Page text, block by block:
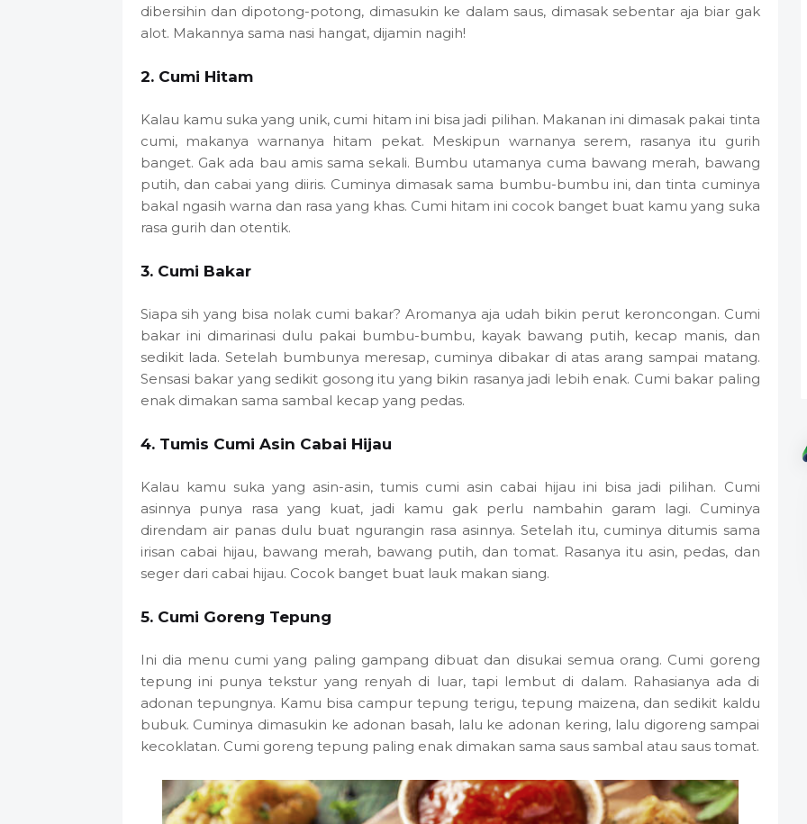
dibersihin dan dipotong-potong, dimasukin ke dalam saus, dimasak sebentar aja biar gak
alot. Makannya sama nasi hangat, dijamin nagih!
2. Cumi Hitam
Kalau kamu suka yang unik, cumi hitam ini bisa jadi pilihan. Makanan ini dimasak pakai tinta
cumi, makanya warnanya hitam pekat. Meskipun warnanya serem, rasanya itu gurih
banget. Gak ada bau amis sama sekali. Bumbu utamanya cuma bawang merah, bawang
putih, dan cabai yang diiris. Cuminya dimasak sama bumbu-bumbu ini, dan tinta cuminya
bakal ngasih warna dan rasa yang khas. Cumi hitam ini cocok banget buat kamu yang suka
rasa gurih dan otentik.
3. Cumi Bakar
Siapa sih yang bisa nolak cumi bakar? Aromanya aja udah bikin perut keroncongan. Cumi
bakar ini dimarinasi dulu pakai bumbu-bumbu, kayak bawang putih, kecap manis, dan
sedikit lada. Setelah bumbunya meresap, cuminya dibakar di atas arang sampai matang.
Sensasi bakar yang sedikit gosong itu yang bikin rasanya jadi lebih enak. Cumi bakar paling
enak dimakan sama sambal kecap yang pedas.
4. Tumis Cumi Asin Cabai Hijau
Kalau kamu suka yang asin-asin, tumis cumi asin cabai hijau ini bisa jadi pilihan. Cumi
asinnya punya rasa yang kuat, jadi kamu gak perlu nambahin garam lagi. Cuminya
direndam air panas dulu buat ngurangin rasa asinnya. Setelah itu, cuminya ditumis sama
irisan cabai hijau, bawang merah, bawang putih, dan tomat. Rasanya itu asin, pedas, dan
seger dari cabai hijau. Cocok banget buat lauk makan siang.
5. Cumi Goreng Tepung
Ini dia menu cumi yang paling gampang dibuat dan disukai semua orang. Cumi goreng
tepung ini punya tekstur yang renyah di luar, tapi lembut di dalam. Rahasianya ada di
adonan tepungnya. Kamu bisa campur tepung terigu, tepung maizena, dan sedikit kaldu
bubuk. Cuminya dimasukin ke adonan basah, lalu ke adonan kering, lalu digoreng sampai
kecoklatan. Cumi goreng tepung paling enak dimakan sama saus sambal atau saus tomat.